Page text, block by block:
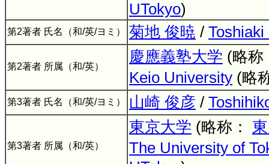
UTokyo)
第2著者 氏名（和/英/ヨミ） 菊地 俊暁 /
第2著者 所属（和/英）
慶應義塾大学 (略
Keio University (略
第3著者 氏名（和/英/ヨミ） 山崎 俊彦 /
第3著者 所属（和/英）
東京大学 (略称：
The University of